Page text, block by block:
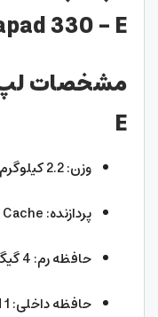
330 – E
E
وزن: 2.2 کیلوگرم
پردازنده: intel Celeron N4000 4 MB Cache
حافظه رم: 4 گیگابایت DDR4
حافظه داخلی: 1 TB HDD 5400RPM